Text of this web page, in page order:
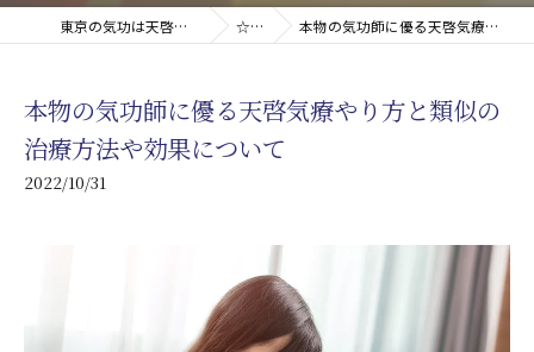
東京の気功は天啓気療院(天啓気功療法治療院) ☆ブログ 本物の気功師に優る天啓気療やり方と類似の治療方法や効果について
本物の気功師に優る天啓気療やり方と類似の
治療方法や効果について
2022/10/31